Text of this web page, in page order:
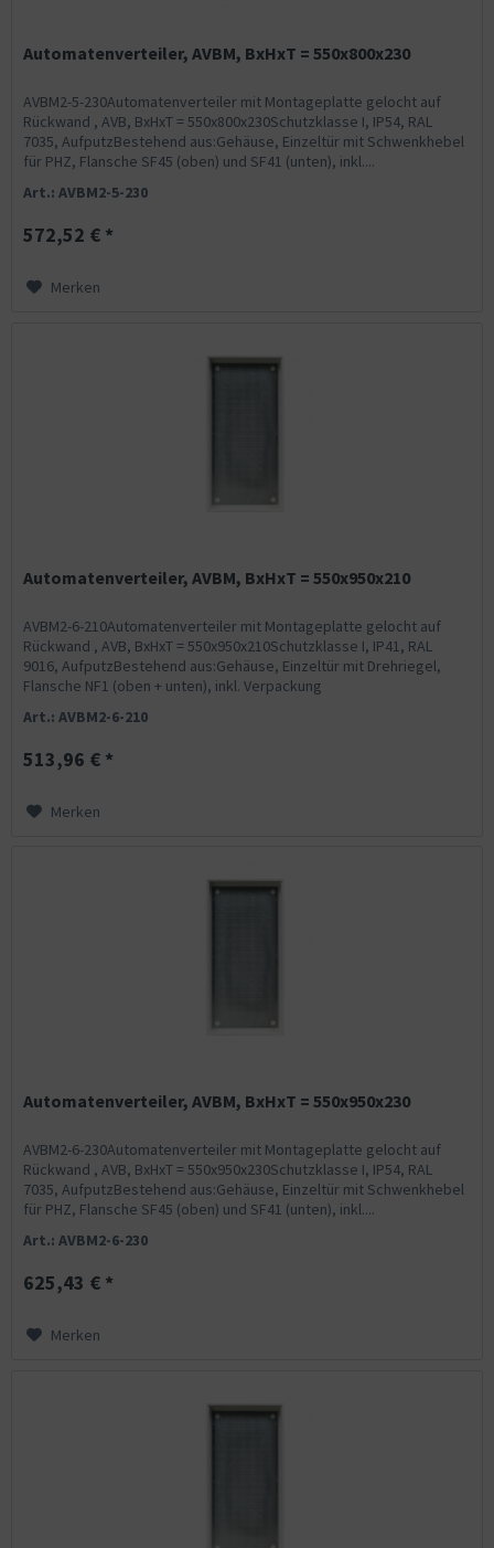
Automatenverteiler, AVBM, BxHxT = 550x800x230
AVBM2-5-230Automatenverteiler mit Montageplatte gelocht auf
Rückwand , AVB, BxHxT = 550x800x230Schutzklasse I, IP54, RAL
7035, AufputzBestehend aus:Gehäuse, Einzeltür mit Schwenkhebel
für PHZ, Flansche SF45 (oben) und SF41 (unten), inkl....
Art.: AVBM2-5-230
572,52 € *
Merken
Automatenverteiler, AVBM, BxHxT = 550x950x210
AVBM2-6-210Automatenverteiler mit Montageplatte gelocht auf
Rückwand , AVB, BxHxT = 550x950x210Schutzklasse I, IP41, RAL
9016, AufputzBestehend aus:Gehäuse, Einzeltür mit Drehriegel,
Flansche NF1 (oben + unten), inkl. Verpackung
Art.: AVBM2-6-210
513,96 € *
Merken
Automatenverteiler, AVBM, BxHxT = 550x950x230
AVBM2-6-230Automatenverteiler mit Montageplatte gelocht auf
Rückwand , AVB, BxHxT = 550x950x230Schutzklasse I, IP54, RAL
7035, AufputzBestehend aus:Gehäuse, Einzeltür mit Schwenkhebel
für PHZ, Flansche SF45 (oben) und SF41 (unten), inkl....
Art.: AVBM2-6-230
625,43 € *
Merken